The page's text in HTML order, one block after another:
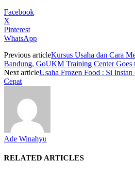
Facebook
X
Pinterest
WhatsApp
Previous articleKursus Usaha dan Cara
Bandung, GoUKM Training Center Goes
Next articleUsaha Frozen Food : Si
Cepat
Ade Winahyu
RELATED ARTICLES